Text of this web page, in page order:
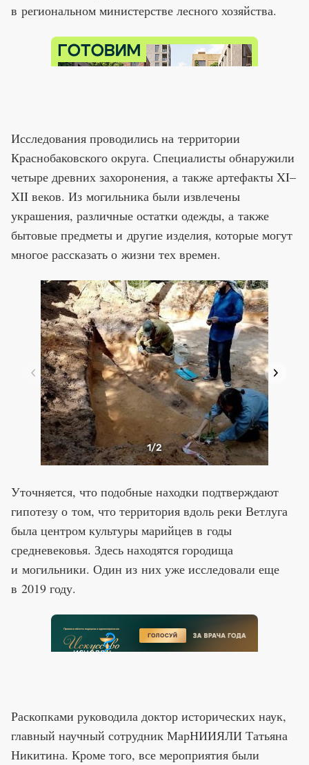
в региональном министерстве лесного хозяйства.
Исследования проводились на территории
Краснобаковского округа. Специалисты обнаружили
четыре древних захоронения, а также артефакты XI–
XII веков. Из могильника были извлечены
украшения, различные остатки одежды, а также
бытовые предметы и другие изделия, которые могут
многое рассказать о жизни тех времен.
1/2
Уточняется, что подобные находки подтверждают
гипотезу о том, что территория вдоль реки Ветлуга
была центром культуры марийцев в годы
средневековья. Здесь находятся городища
и могильники. Один из них уже исследовали еще
в 2019 году.
Раскопками руководила доктор исторических наук,
главный научный сотрудник МарНИИЯЛИ Татьяна
Никитина. Кроме того, все мероприятия были